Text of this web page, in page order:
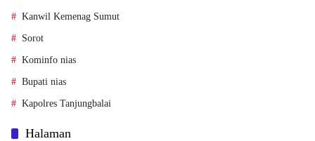
Kanwil Kemenag Sumut
Sorot
Kominfo nias
Bupati nias
Kapolres Tanjungbalai
Halaman